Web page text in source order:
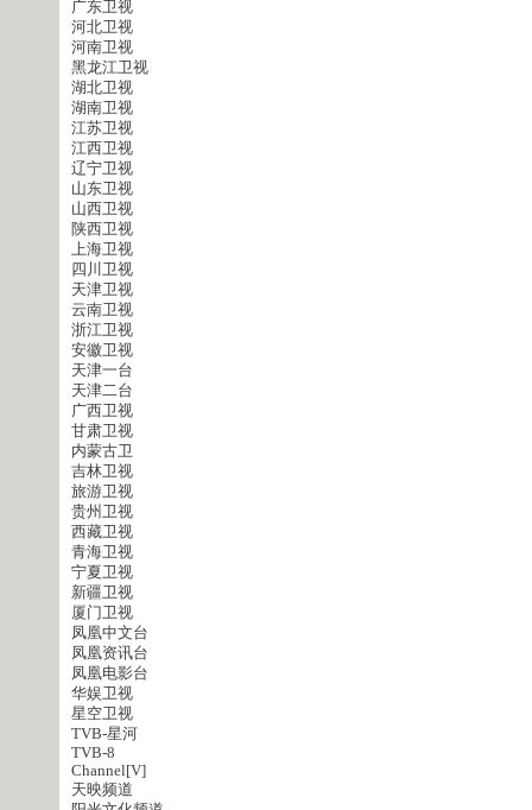
广东卫视
河北卫视
河南卫视
黑龙江卫视
湖北卫视
湖南卫视
江苏卫视
江西卫视
辽宁卫视
山东卫视
山西卫视
陕西卫视
上海卫视
四川卫视
天津卫视
云南卫视
浙江卫视
安徽卫视
天津一台
天津二台
广西卫视
甘肃卫视
内蒙古卫
吉林卫视
旅游卫视
贵州卫视
西藏卫视
青海卫视
宁夏卫视
新疆卫视
厦门卫视
凤凰中文台
凤凰资讯台
凤凰电影台
华娱卫视
星空卫视
TVB-星河
TVB-8
Channel[V]
天映频道